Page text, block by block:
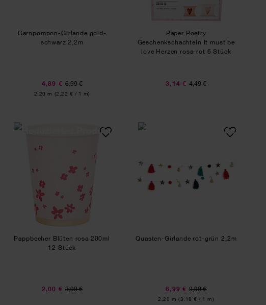
Garnpompon-Girlande gold-
schwarz 2,2m
4,89 € 6,99 €
Inhalt:
2,20 m (2,22 € / 1 m)
Paper Poetry
Geschenkschachteln It must be
love Herzen rosa-rot 6 Stück
3,14 € 4,49 €
rosa-pastell 2,2m Pappbecher Blüten rosa 200ml 12 Stück
Pappbecher Blüten rosa 200ml
12 Stück
2,00 € 3,99 €
Quasten-Girlande rot-grün 2,2m
6,99 € 9,99 €
Inhalt:
2,20 m (3,18 € / 1 m)